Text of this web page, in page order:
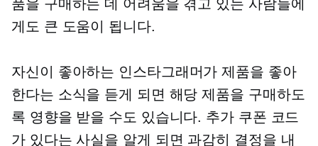
품을 구매하는 데 어려움을 겪고 있는 사람들에
게도 큰 도움이 됩니다.
자신이 좋아하는 인스타그래머가 제품을 좋아
한다는 소식을 듣게 되면 해당 제품을 구매하도
록 영향을 받을 수도 있습니다. 추가 쿠폰 코드
가 있다는 사실을 알게 되면 과감히 결정을 내